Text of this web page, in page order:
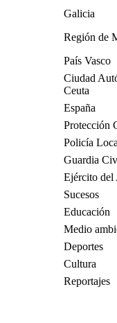
Galicia
Región de
País Vasco
Ciudad
Ceuta
España
Protección
Policía
Guardia
Ejército del
Sucesos
Educación
Medio
Deportes
Cultura
Reportajes